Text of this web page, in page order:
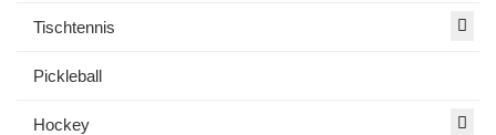
Tischtennis
Pickleball
Hockey